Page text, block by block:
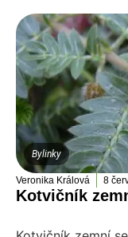
Bylinky
Veronika Králová 8
Kotvičník